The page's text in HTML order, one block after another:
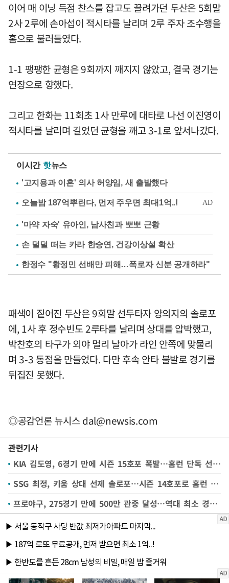
이어 매 이닝 득점 찬스를 잡고도 끌려가던 두산은 5회말
2사 2루에 손아섭이 적시타를 날리며 2루 주자 조수행을
홈으로 불러들였다.
1-1 팽팽한 균형은 9회까지 깨지지 않았고, 결국 경기는
연장으로 향했다.
그리고 한화는 11회초 1사 만루에 대타로 나선 이진영이
적시타를 날리며 길었던 균형을 깨고 3-1로 앞서나갔다.
이시간 핫뉴스
'고지용과 이혼' 의사 허양임, 새 출발했다
'마약 자숙' 유아인, 남사친과 뽀뽀 근황
손 덜덜 떠는 카라 한승연, 건강이상설 확산
한정수 "황정민 선배만 피해…폭로자 신분 공개하라"
패색이 짙어진 두산은 9회말 선두타자 양의지의 솔로포
에, 1사 후 정수빈도 2루타를 날리며 상대를 압박했고,
박찬호의 타구가 외야 멀리 날아가 라인 안쪽에 맞물리
며 3-3 동점을 만들었다. 다만 후속 안타 불발로 경기를
뒤집진 못했다.
◎공감언론 뉴시스dal@newsis.com
관련기사
KIA 김도영, 6경기 만에 시즌 15호포 폭발…홈런 단독 선두 탈환
SSG 최정, 키움 상대 선제 솔로포…시즌 14호포로 홈런 공동 선두
프로야구, 275경기 만에 500만 관중 달성…역대 최소 경기 신기록